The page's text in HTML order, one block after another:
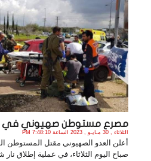
مصرع مستوطن صهيوني في
الثلاثاء , 30 مـايـو , 2023 الساعة 7:48:10 PM
أعلن العدو الصهيوني مقتل المستوطن
صباح اليوم الثلاثاء، في عملية إطلاق نار